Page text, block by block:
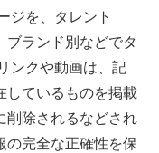
ジを、タレント
ブランド別などでタ
ンクや動画は、記
しているものを掲載
削除されるなどされ
の完全な正確性を保